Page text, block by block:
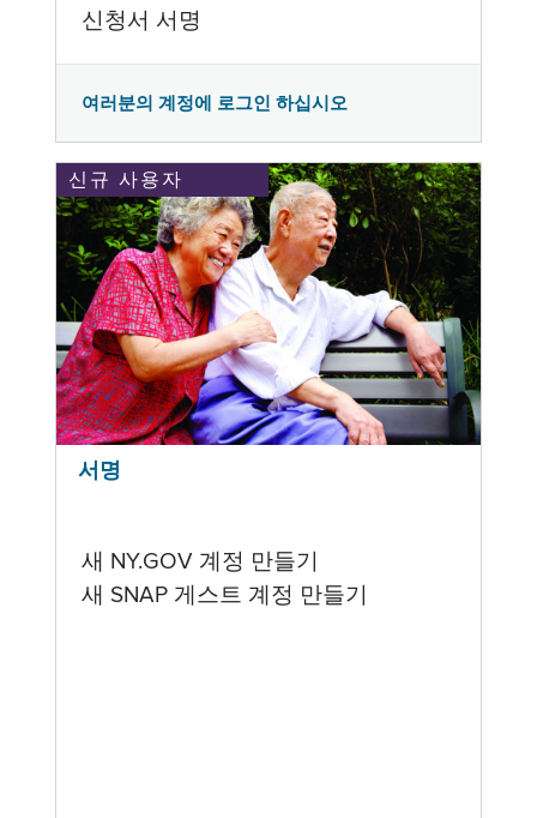
신청서 서명
여러분의 계정에 로그인 하십시오
신규 사용자
서명
새 NY.GOV 계정 만들기
새 SNAP 게스트 계정 만들기